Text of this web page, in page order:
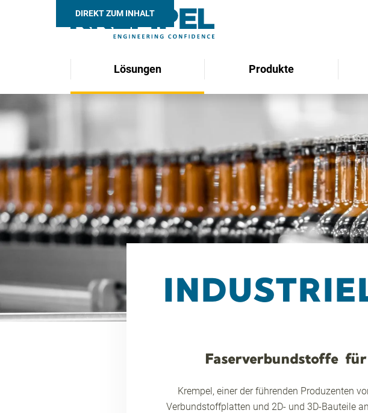
DIREKT ZUM INHALT
Lösungen Produkte
Faserverbundstoffe
Krempel, einer der führenden Produzenten
Verbundstoffplatten und 2D- und 3D-Bauteile